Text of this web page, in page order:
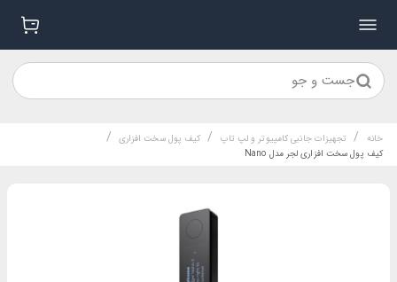
جست و جو
خانه / تجهیزات جانبی کامپیوتر و لپ تاپ / کیف پول سخت افزاری /
کیف پول سخت افزاری لجر مدل Nano